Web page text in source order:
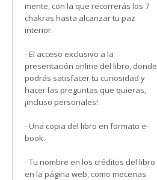
mente, con la que recorrerás los 7
chakras hasta alcanzar tu paz
interior.
- El acceso exclusivo a la
presentación online del libro, donde
podrás satisfacer tu curiosidad y
hacer las preguntas que quieras,
¡incluso personales!
- Una copia del libro en formato e-
book.
- Tu nombre en los créditos del libro
en la página web, como mecenas